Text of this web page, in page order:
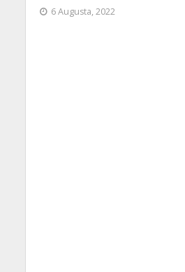
6 Augusta, 2022